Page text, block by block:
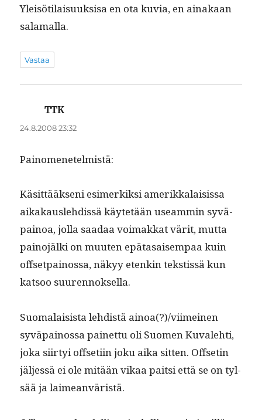
Yleisöti­laisuuk­sisa en ota kuvia, en ainakaan
salamalla.
Vastaa
TTK
24.8.2008 23:32
Pain­omenetelmistä:
Käsit­tääk­seni esimerkik­si amerikkalai­sis­sa
aikakausle­hdis­sä käytetään use­am­min syvä­
pain­oa, jol­la saadaa voimakkat värit, mut­ta
pain­o­jäl­ki on muuten epä­ta­saisem­paa kuin
off­set­pain­os­sa, näkyy etenkin tek­stis­sä kun
kat­soo suurennoksella.
Suo­ma­lai­sista lehdis­tä ainoa(?)/viimeinen
syvä­pain­os­sa painet­tu oli Suomen Kuvale­hti,
joka siir­tyi off­seti­in joku aika sit­ten. Off­setin
jäl­jessä ei ole mitään vikaa pait­si että se on tyl­
sää ja laimeanväristä.